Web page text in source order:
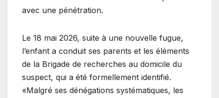
avec une pénétration.
Le 18 mai 2026, suite à une nouvelle fugue,
l’enfant a conduit ses parents et les éléments
de la Brigade de recherches au domicile du
suspect, qui a été formellement identifié.
«Malgré ses dénégations systématiques, les